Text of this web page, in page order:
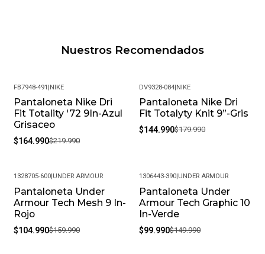
Nuestros Recomendados
-25%
FB7948-491 |NIKE
Pantaloneta Nike Dri
Fit Totality '72 9In-Azul
Grisaceo
$164.990$219.990
-19%
DV9328-084|NIKE
Pantaloneta Nike Dri
Fit Totalyty Knit 9”-Gris
$144.990$179.990
-34%
1328705-600| UNDER ARMOUR
Pantaloneta Under
Armour Tech Mesh 9 In-
Rojo
$104.990$159.990
-33%
1306443-390 UNDER ARMOUR
Pantaloneta Under
Armour Tech Graphic 10
In-Verde
$99.990$149.990